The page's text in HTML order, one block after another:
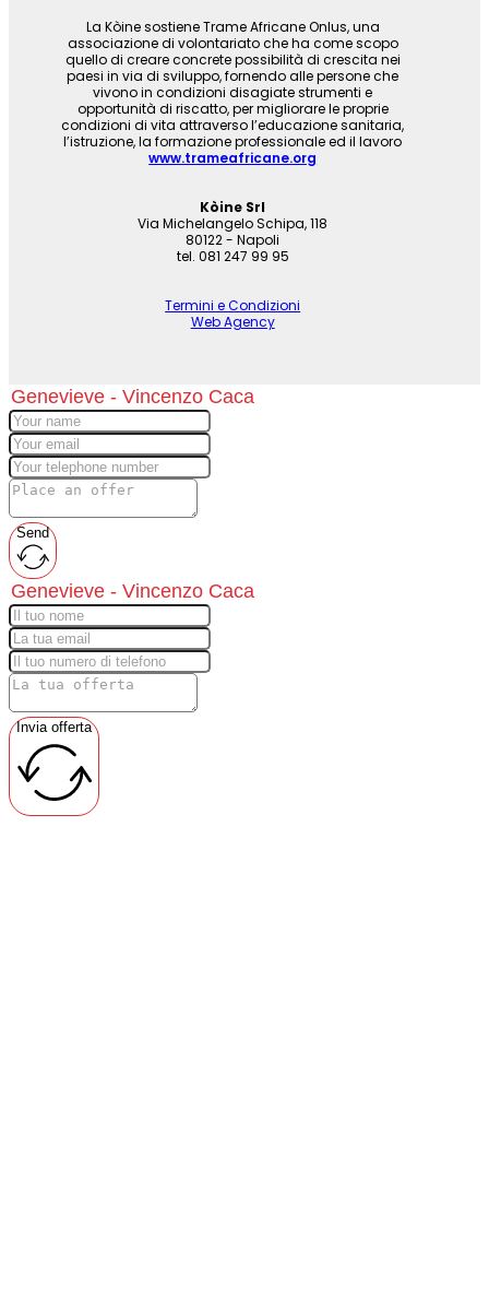
La Kòine sostiene Trame Africane Onlus, una
associazione di volontariato che ha come scopo
quello di creare concrete possibilità di crescita nei
paesi in via di sviluppo, fornendo alle persone che
vivono in condizioni disagiate strumenti e
opportunità di riscatto, per migliorare le proprie
condizioni di vita attraverso l’educazione sanitaria,
l’istruzione, la formazione professionale ed il lavoro
www.trameafricane.org
Kòine Srl
Via Michelangelo Schipa, 118
80122 - Napoli
tel. 081 247 99 95
Termini e Condizioni
Web Agency
Send
Invia offerta